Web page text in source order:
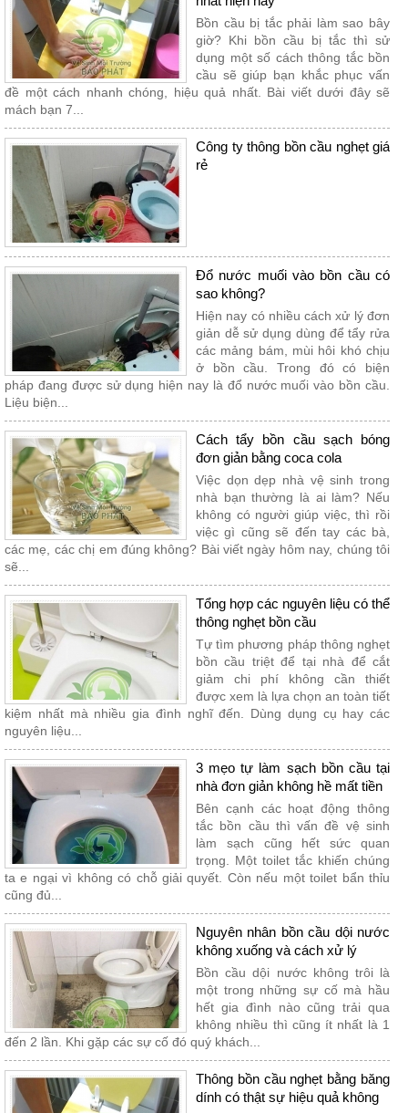
Bồn cầu bị tắc phải làm sao bây
giờ? Khi bồn cầu bị tắc thì sử
dụng một số cách thông tắc bồn
cầu sẽ giúp bạn khắc phục vấn
đề một cách nhanh chóng, hiệu quả nhất. Bài viết dưới đây sẽ
mách bạn 7...
Công ty thông bồn cầu nghẹt giá
rẻ
Đổ nước muối vào bồn cầu có
sao không?
Hiện nay có nhiều cách xử lý đơn
giản dễ sử dụng dùng để tẩy rửa
các mảng bám, mùi hôi khó chịu
ở bồn cầu. Trong đó có biện
pháp đang được sử dụng hiện nay là đổ nước muối vào bồn cầu.
Liệu biện...
Cách tẩy bồn cầu sạch bóng
đơn giản bằng coca cola
Việc dọn dẹp nhà vệ sinh trong
nhà bạn thường là ai làm? Nếu
không có người giúp việc, thì rồi
việc gì cũng sẽ đến tay các bà,
các mẹ, các chị em đúng không? Bài viết ngày hôm nay, chúng tôi
sẽ...
Tổng hợp các nguyên liệu có thể
thông nghẹt bồn cầu
Tự tìm phương pháp thông nghẹt
bồn cầu triệt để tại nhà để cắt
giảm chi phí không cần thiết
được xem là lựa chọn an toàn tiết
kiệm nhất mà nhiều gia đình nghĩ đến. Dùng dụng cụ hay các
nguyên liệu...
3 mẹo tự làm sạch bồn cầu tại
nhà đơn giản không hề mất tiền
Bên cạnh các hoạt động thông
tắc bồn cầu thì vấn đề vệ sinh
làm sạch cũng hết sức quan
trọng. Một toilet tắc khiến chúng
ta e ngại vì không có chỗ giải quyết. Còn nếu một toilet bẩn thỉu
cũng đủ...
Nguyên nhân bồn cầu dội nước
không xuống và cách xử lý
Bồn cầu dội nước không trôi là
một trong những sự cố mà hầu
hết gia đình nào cũng trải qua
không nhiều thì cũng ít nhất là 1
đến 2 lần. Khi gặp các sự cố đó quý khách...
Thông bồn cầu nghẹt bằng băng
dính có thật sự hiệu quả không